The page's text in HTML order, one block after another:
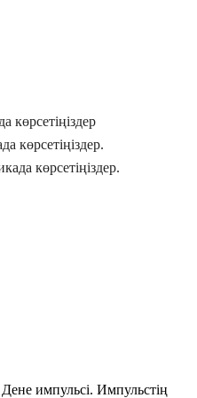
көрсетіңіздер
көрсетіңіздер.
көрсетіңіздер.
Дене импульсі. Импульстің